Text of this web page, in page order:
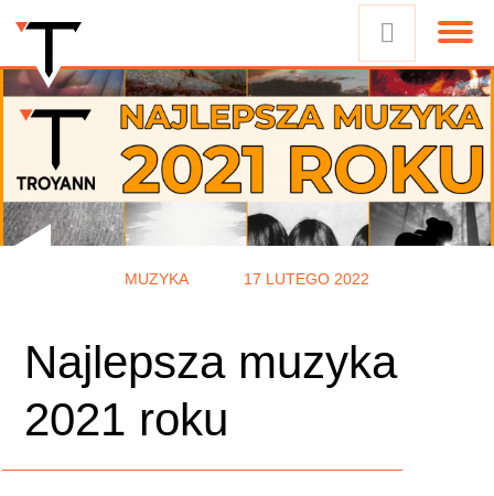
MUZYKA 17 LUTEGO 2022
Najlepsza muzyka
2021 roku